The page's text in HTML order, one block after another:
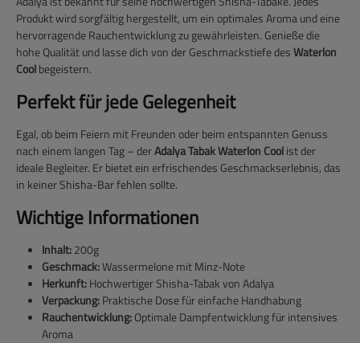
Produkt wird sorgfältig hergestellt, um ein optimales Aroma und eine
hervorragende Rauchentwicklung zu gewährleisten. Genieße die
hohe Qualität und lasse dich von der Geschmackstiefe desWaterlon
Coolbegeistern.
Perfekt für jede Gelegenheit
Egal, ob beim Feiern mit Freunden oder beim entspannten Genuss
nach einem langen Tag – derAdalya Tabak Waterlon Coolist der
ideale Begleiter. Er bietet ein erfrischendes Geschmackserlebnis, das
in keiner Shisha-Bar fehlen sollte.
Wichtige Informationen
Inhalt:200g
Geschmack:Wassermelone mit Minz-Note
Herkunft:Hochwertiger Shisha-Tabak von Adalya
Verpackung:Praktische Dose für einfache Handhabung
Rauchentwicklung:Optimale Dampfentwicklung für intensives
Aroma